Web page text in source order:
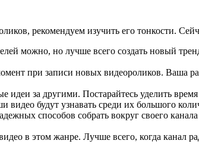
рекомендуем изучить его тонкости.
можно, но лучше всего создать новый
при записи новых видеороликов. Ваша
идеи за другими. Постарайтесь уделить
будут узнавать среди их большого
способов собрать вокруг своего
в этом жанре. Лучше всего, когда